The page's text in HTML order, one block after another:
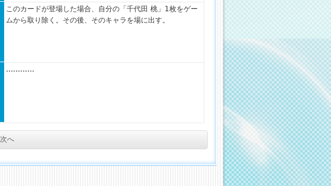
このカードが登場した場合、自分の「千代田 桃」1枚をゲー
ムから取り除く。その後、そのキャラを場に出す。
…………
次へ